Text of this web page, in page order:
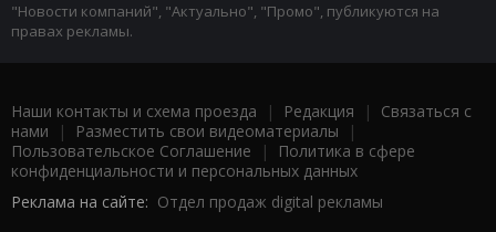
"Новости компаний", "Актуально", "Промо", публикуются на
правах рекламы.
Наши контакты и схема проезда | Редакция | Связаться с
нами | Разместить свои видеоматериалы |
Пользовательское Соглашение |
Политика в сфере
конфиденциальности и персональных данных
Реклама на сайте: Отдел продаж digital рекламы